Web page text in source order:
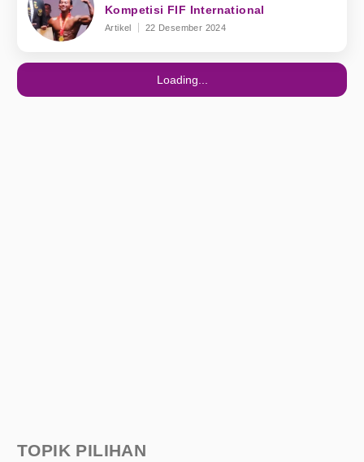
Kompetisi FIF International
Artikel 22 Desember 2024
Loading...
TOPIK PILIHAN